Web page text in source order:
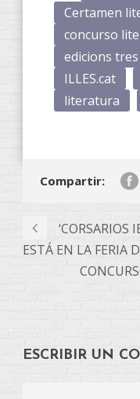
Certamen
concurso
edicions
ILLES.cat
literatura
Compartir:
‘CORSARIOS
ESTÁ EN LA FERIA
ESCRIBIR UN